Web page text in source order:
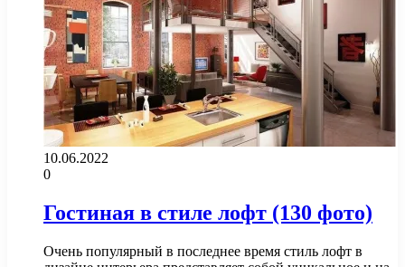
10.06.2022
0
Гостиная в стиле лофт (130 фото)
Очень популярный в последнее время стиль лофт в